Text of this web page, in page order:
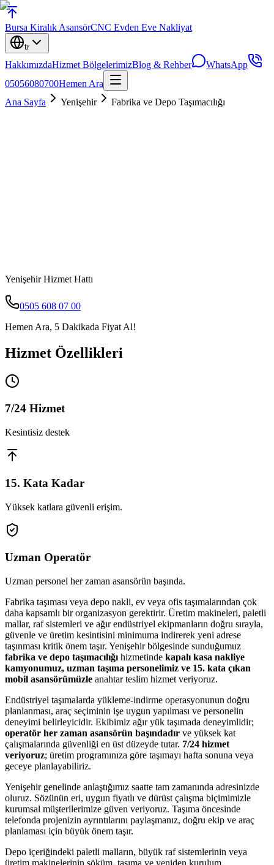
Bursa Kiralık AsansörCNC Evden Eve Nakliyat
tr
HakkımızdaHizmet BölgelerimizBlog & Rehber
WhatsApp
05056080700Hemen Ara
Ana Sayfa
Yenişehir Fabrika ve Depo Taşımacılığı
YenişehirHizmet Hattı
0505 608 07 00
Hemen Ara, 5 Dakikada Fiyat Al!
Hizmet Özellikleri
7/24 Hizmet
Kesintisiz destek
15. Kata Kadar
Yüksek katlara güvenli erişim.
Uzman Operatör
Uzman personel her zaman asansörün başında.
Fabrika taşıması veya depo nakli, ev veya ofis taşımalarından çok
daha kapsamlı bir organizasyon gerektirir. Üretim makineleri, paletli
mallar, raf sistemleri ve ağır endüstriyel ekipmanların doğru sırayla,
güvenle ve üretim kesintisini minimuma indirerek yeni adrese
taşınması kritik önem taşır. Yenişehir bölgesinde sunduğumuz
fabrika ve depo taşımacılığı hizmetinde kapalı kasa nakliye
kamyonumuz, uzman taşıma personelimiz ve 15. kata çıkan
mobil asansörümüzle anahtar teslim hizmet veriyoruz.
Endüstriyel taşımalarda yükleme-indirme operasyonunun doğru
planlanması, araç seçiminin işe uygun yapılması ve personelin
deneyimi belirleyicidir. Ekibimiz ağır yük taşımada deneyimlidir;
operatör her zaman asansörün başındadır ve yüksek kat
çalışmalarında güvenliği en üst düzeyde tutar. 7/24 hizmet
veriyoruz; üretim programınıza göre taşımayı hafta sonuna veya
geceye planlayabiliriz.
Yenişehir genelinde anlaştığımız saatte tam zamanında adresinizde
oluruz. Sözünün eri, uygun fiyatlı ve dürüst çalışma biçimimizle
kurumsal müşterilerimize güven veriyoruz. Taşıma öncesinde
telefonda projenizin ayrıntılarını paylaşmanız, doğru ekip ve araç
planlaması için büyük önem taşır.
Depo içeriğindeki paletli malların, büyük raf sistemlerinin veya
üretim makinelerinin söküm, taşıma ve yeniden kurulum